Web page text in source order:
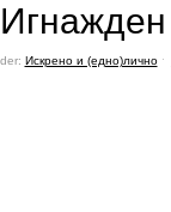
Искрено и (едно)личноˑ